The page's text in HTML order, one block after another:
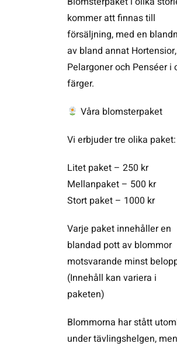
kommer att finnas till
försäljning, med en
av bland annat Hortensior,
Pelargoner och Penséer i
färger.
Våra blomsterpaket
Vi erbjuder tre olika paket:
Litet paket – 250 kr
Mellanpaket – 500 kr
Stort paket – 1000 kr
Varje paket innehåller en
blandad pott av blommor
motsvarande minst
(Innehåll kan variera i
paketen)
Blommorna har stått
under tävlingshelgen,